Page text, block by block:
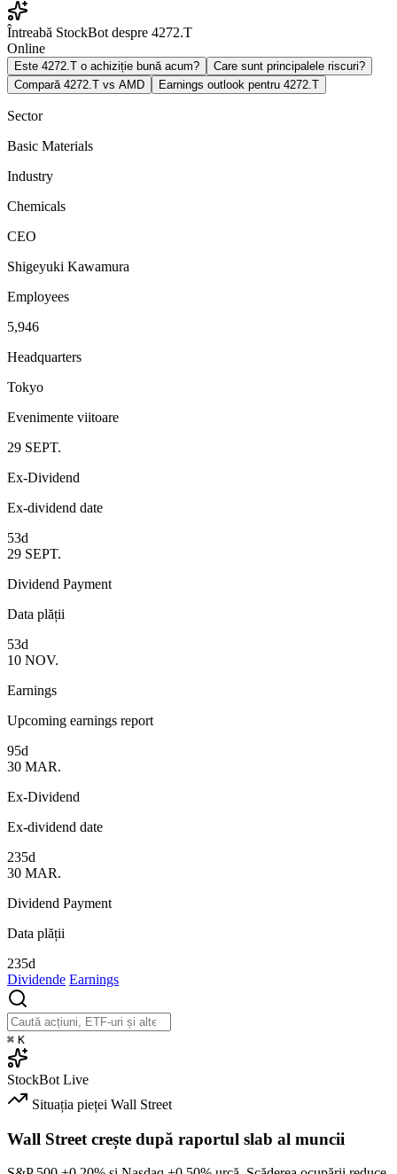
Întreabă StockBot despre 4272.T
Online
Este 4272.T o achiziție bună acum?
Care sunt principalele riscuri?
Compară 4272.T vs AMD
Earnings outlook pentru 4272.T
Sector
Basic Materials
Industry
Chemicals
CEO
Shigeyuki Kawamura
Employees
5,946
Headquarters
Tokyo
Evenimente viitoare
29 SEPT.
Ex-Dividend
Ex-dividend date
53d
29 SEPT.
Dividend Payment
Data plății
53d
10 NOV.
Earnings
Upcoming earnings report
95d
30 MAR.
Ex-Dividend
Ex-dividend date
235d
30 MAR.
Dividend Payment
Data plății
235d
Dividende Earnings
⌘ K
StockBot Live
Situația pieței Wall Street
Wall Street crește după raportul slab al muncii